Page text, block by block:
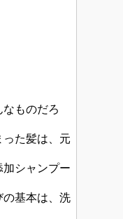
ものだろ
た髪は、元
シャンプー
基本は、洗